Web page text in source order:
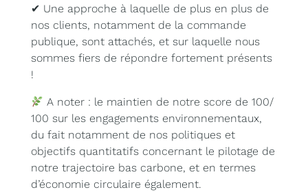
✔ Une approche à laquelle de plus en plus de
nos clients, notamment de la commande
publique, sont attachés, et sur laquelle nous
sommes fiers de répondre fortement présents
!
A noter : le maintien de notre score de 100/
100 sur les engagements environnementaux,
du fait notamment de nos politiques et
objectifs quantitatifs concernant le pilotage de
notre trajectoire bas carbone, et en termes
d’économie circulaire également.